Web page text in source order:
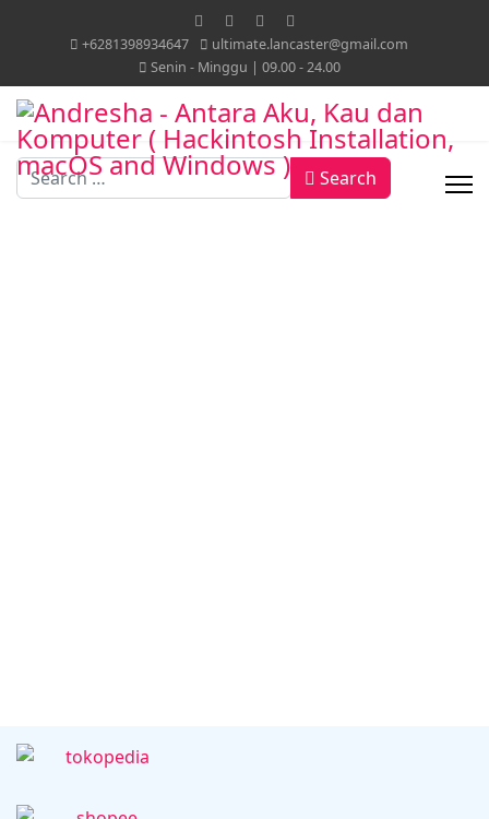
+6281398934647
ultimate.lancaster@gmail.com
Senin - Minggu | 09.00 - 24.00
Search Search